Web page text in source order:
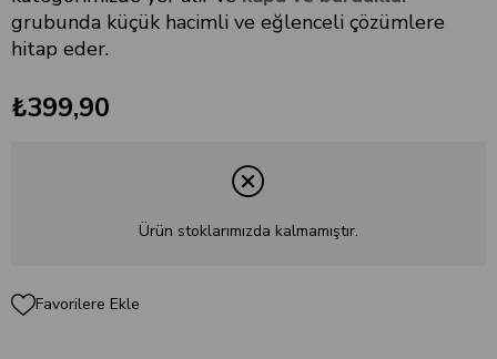
grubunda küçük hacimli ve eğlenceli çözümlere
hitap eder.
₺399,90
Ürün stoklarımızda kalmamıştır.
Favorilere Ekle